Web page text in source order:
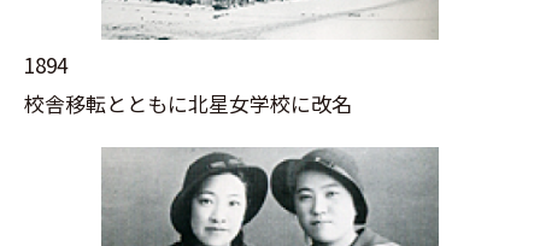
1894
校舎移転とともに北星女学校に改名